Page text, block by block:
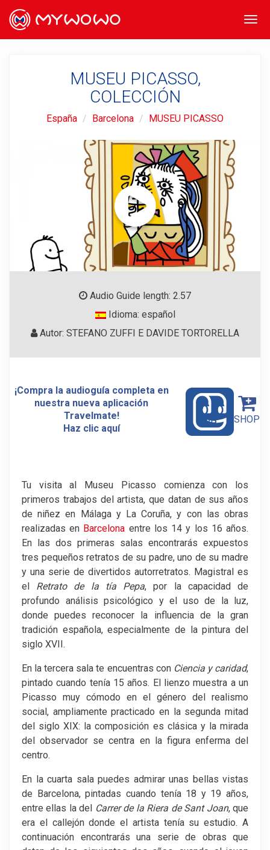
MUSEU PICASSO,
COLECCIÓN
España Barcelona MUSEU PICASSO
Audio Guide length: 2.57
Idioma: español
Autor: STEFANO ZUFFI E DAVIDE TORTORELLA
¡Compra la audioguía completa en
nuestra nueva aplicación
Travelmate!
Haz clic aquí
SHOP
Tu visita al Museu Picasso comienza con los
primeros trabajos del artista, que datan de sus años
de niñez en Málaga y La Coruña, y con las obras
realizadas en Barcelona entre los 14 y los 16 años.
En las dos primeras salas encontrarás expuestos
tres pequeños retratos de su padre, uno de su madre
y una serie de divertidos autorretratos. Magistral es
el Retrato de la tía Pepa, por la capacidad de
profundo análisis psicológico y el uso de la luz,
donde puedes reconocer la influencia de la gran
tradición española, especialmente de la pintura del
siglo XVII.
En la tercera sala te encuentras con Ciencia y caridad,
pintado cuando tenía 15 años. El lienzo muestra a un
Picasso muy cómodo en el género del realismo
social, ampliamente practicado en la segunda mitad
del siglo XIX: la composición es clásica y la mirada
del observador se centra en la figura enferma del
centro.
En la cuarta sala puedes admirar unas bellas vistas
de Barcelona, pintadas cuando tenía 18 y 19 años,
entre ellas la del Carrer de la Riera de Sant Joan, que
era el callejón donde el artista tenía su estudio. A
continuación encontrarás una serie de obras que